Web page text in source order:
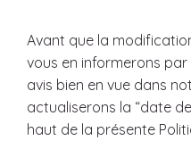
Avant que la
vous en informerons
avis bien en vue dans
actualiserons la “date
haut de la présente